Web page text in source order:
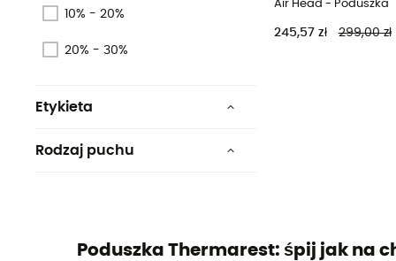
(L)
10% - 20%
20% - 30%
Etykieta
pochodzenie europejskie
Rodzaj puchu
Air Head - Poduszka
245,57 zł 299,00 zł
Poduszka Thermarest: śpij jak na